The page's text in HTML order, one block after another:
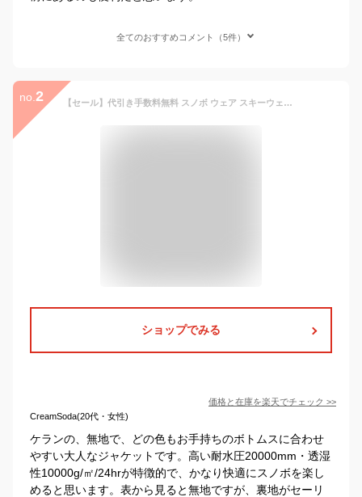
全てのおすすめコメント（5件）
no. 2 【セール】代引き手数料無料 スノボ ウェア スキーウェア スノーボード レディース 17-18 大きいサイズ ケラン クララ ジャケット 単体 10106 CLARA JKT 17-18 土日もあす楽 アウトレット 2点以上で1000円OFFクーポン 送料無料
ショップでみる
価格と在庫を楽天でチェック >>
CreamSoda(20代・女性)
ケランの、無地で、どの色もお手持ちのボトムスに合わせ
やすい大人なジャケットです。高い耐水圧20000mm・透湿
性10000g/㎡/24hrが特徴的で、かなり快適にスノボを楽し
めると思います。表から見ると無地ですが、裏地がセーリ